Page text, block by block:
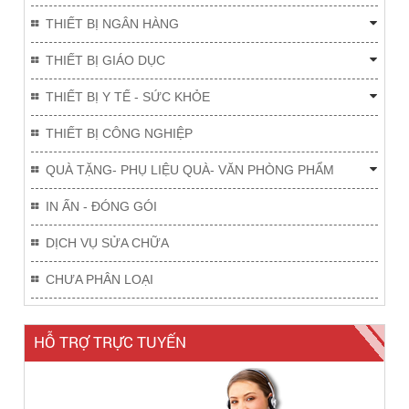
THIẾT BỊ NGÂN HÀNG
THIẾT BỊ GIÁO DỤC
THIẾT BỊ Y TẾ - SỨC KHỎE
THIẾT BỊ CÔNG NGHIỆP
QUÀ TẶNG- PHỤ LIỆU QUÀ- VĂN PHÒNG PHẨM
IN ẤN - ĐÓNG GÓI
DỊCH VỤ SỬA CHỮA
CHƯA PHÂN LOẠI
HỖ TRỢ TRỰC TUYẾN